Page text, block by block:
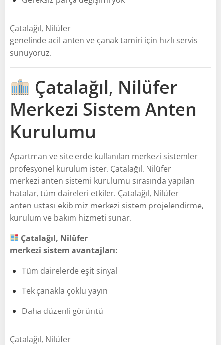
Çatalağıl, Nilüfer
genelinde acil anten ve çanak tamiri için hızlı servis
sunuyoruz.
Çatalağıl, Nilüfer
Merkezi Sistem Anten
Kurulumu
Apartman ve sitelerde kullanılan merkezi sistemler
profesyonel kurulum ister. Çatalağıl, Nilüfer
merkezi anten sistemi kurulumu sırasında yapılan
hatalar, tüm daireleri etkiler. Çatalağıl, Nilüfer
anten ustası ekibimiz merkezi sistem projelendirme,
kurulum ve bakım hizmeti sunar.
Çatalağıl, Nilüfer
merkezi sistem avantajları:
Tüm dairelerde eşit sinyal
Tek çanakla çoklu yayın
Daha düzenli görüntü
Çatalağıl, Nilüfer